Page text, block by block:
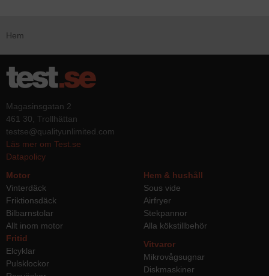
Hem
Magasinsgatan 2
461 30, Trollhättan
testse@qualityunlimited.com
Läs mer om Test.se
Datapolicy
Motor
Vinterdäck
Friktionsdäck
Bilbarnstolar
Allt inom motor
Hem & hushåll
Sous vide
Airfryer
Stekpannor
Alla kökstillbehör
Fritid
Elcyklar
Pulsklockor
Vitvaror
Mikrovågsugnar
Diskmaskiner